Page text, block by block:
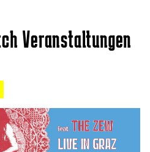
Veranstaltungen